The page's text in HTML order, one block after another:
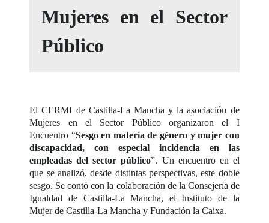
Mujeres en el Sector
Público
El CERMI de Castilla-La Mancha y la asociación de
Mujeres en el Sector Público organizaron el I
Encuentro “Sesgo en materia de género y mujer con
discapacidad, con especial incidencia en las
empleadas del sector público”. Un encuentro en el
que se analizó, desde distintas perspectivas, este doble
sesgo. Se contó con la colaboración de la Consejería de
Igualdad de Castilla-La Mancha, el Instituto de la
Mujer de Castilla-La Mancha y Fundación la Caixa.